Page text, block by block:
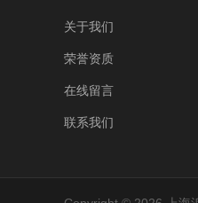
关于我们
荣誉资质
在线留言
联系我们